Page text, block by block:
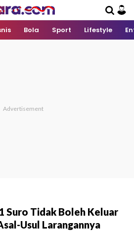
Bola Sport Lifestyle
Suro Tidak Boleh Keluar
Usul Larangannya